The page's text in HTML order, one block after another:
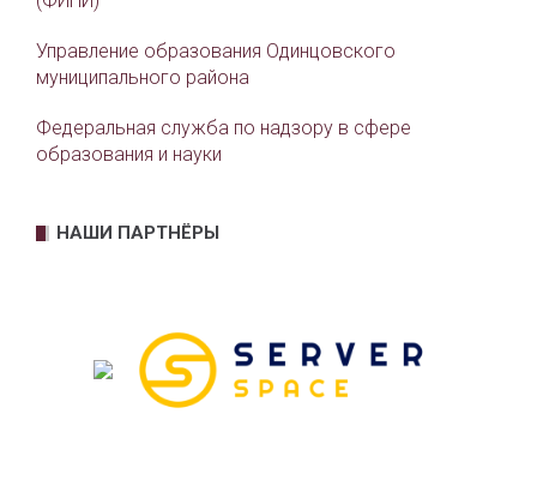
(ФИПИ)
Управление образования Одинцовского
муниципального района
Федеральная служба по надзору в сфере
образования и науки
НАШИ ПАРТНЁРЫ